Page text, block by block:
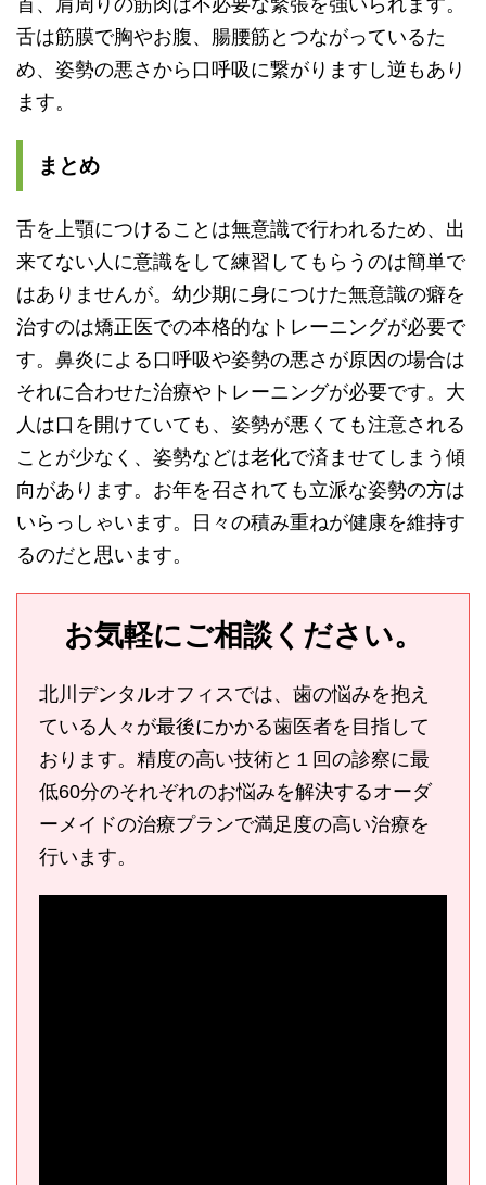
舌は筋膜で胸やお腹、腸腰筋とつながっているた
め、姿勢の悪さから口呼吸に繋がりますし逆もあり
ます。
まとめ
舌を上顎につけることは無意識で行われるため、 出
来てない人に意識をして練習してもらうのは簡単で
はありませんが。幼少期に身につけた無意識の癖を
治すのは矯正医での本格的なトレーニングが必要で
す。鼻炎による口呼吸や姿勢の悪さが原因の場合は
それに合わせた治療やトレーニングが必要です。大
人は口を開けていても、姿勢が悪くても注意される
ことが少なく、姿勢などは老化で済ませてしまう傾
向があります。お年を召されても立派な姿勢の方は
いらっしゃいます。日々の積み重ねが健康を維持す
るのだと思います。
お気軽にご相談ください。
北川デンタルオフィスでは、歯の悩みを抱え
ている人々が最後にかかる歯医者を目指して
おります。精度の高い技術と１回の診察に最
低60分のそれぞれのお悩みを解決するオーダ
ーメイドの治療プランで満足度の高い治療を
行います。